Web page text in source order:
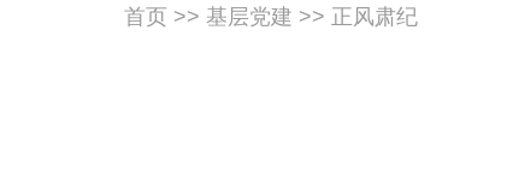
首页 >> 基层党建 >> 正风肃纪